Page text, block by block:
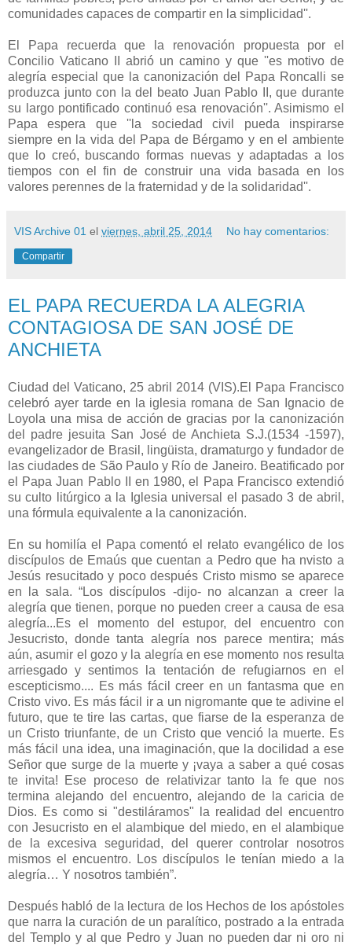
comunidades capaces de compartir en la simplicidad''.
El Papa recuerda que la renovación propuesta por el
Concilio Vaticano II abrió un camino y que ''es motivo de
alegría especial que la canonización del Papa Roncalli se
produzca junto con la del beato Juan Pablo II, que durante
su largo pontificado continuó esa renovación''. Asimismo el
Papa espera que ''la sociedad civil pueda inspirarse
siempre en la vida del Papa de Bérgamo y en el ambiente
que lo creó, buscando formas nuevas y adaptadas a los
tiempos con el fin de construir una vida basada en los
valores perennes de la fraternidad y de la solidaridad''.
VIS Archive 01 el viernes, abril 25, 2014 No hay comentarios:
Compartir
EL PAPA RECUERDA LA ALEGRIA
CONTAGIOSA DE SAN JOSÉ DE
ANCHIETA
Ciudad del Vaticano, 25 abril 2014 (VIS).El Papa Francisco
celebró ayer tarde en la iglesia romana de San Ignacio de
Loyola una misa de acción de gracias por la canonización
del padre jesuita San José de Anchieta S.J.(1534 -1597),
evangelizador de Brasil, lingüista, dramaturgo y fundador de
las ciudades de São Paulo y Río de Janeiro. Beatificado por
el Papa Juan Pablo II en 1980, el Papa Francisco extendió
su culto litúrgico a la Iglesia universal el pasado 3 de abril,
una fórmula equivalente a la canonización.
En su homilía el Papa comentó el relato evangélico de los
discípulos de Emaús que cuentan a Pedro que ha nvisto a
Jesús resucitado y poco después Cristo mismo se aparece
en la sala. “Los discípulos -dijo- no alcanzan a creer la
alegría que tienen, porque no pueden creer a causa de esa
alegría...Es el momento del estupor, del encuentro con
Jesucristo, donde tanta alegría nos parece mentira; más
aún, asumir el gozo y la alegría en ese momento nos resulta
arriesgado y sentimos la tentación de refugiarnos en el
escepticismo.... Es más fácil creer en un fantasma que en
Cristo vivo. Es más fácil ir a un nigromante que te adivine el
futuro, que te tire las cartas, que fiarse de la esperanza de
un Cristo triunfante, de un Cristo que venció la muerte. Es
más fácil una idea, una imaginación, que la docilidad a ese
Señor que surge de la muerte y ¡vaya a saber a qué cosas
te invita! Ese proceso de relativizar tanto la fe que nos
termina alejando del encuentro, alejando de la caricia de
Dios. Es como si "destiláramos" la realidad del encuentro
con Jesucristo en el alambique del miedo, en el alambique
de la excesiva seguridad, del querer controlar nosotros
mismos el encuentro. Los discípulos le tenían miedo a la
alegría… Y nosotros también”.
Después habló de la lectura de los Hechos de los apóstoles
que narra la curación de un paralítico, postrado a la entrada
del Templo y al que Pedro y Juan no pueden dar ni oro ni